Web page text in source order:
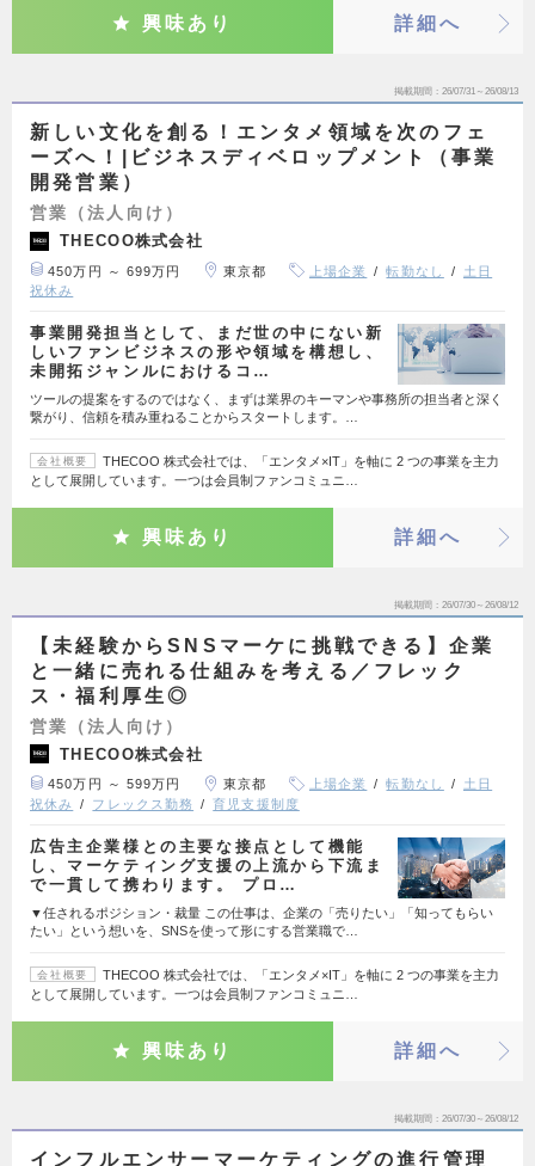
興味あり 詳細へ
掲載期間 26/07/31～26/08/13
新しい文化を創る！エンタメ領域を次のフェ
ーズへ！|ビジネスディベロップメント（事業
開発営業）
営業（法人向け）
THECOO株式会社
450万円 ～ 699万円 東京都 上場企業 転勤なし
土日
祝休み
事業開発担当として、まだ世の中にない新
しいファンビジネスの形や領域を構想し、
未開拓ジャンルにおけるコ…
ツールの提案をするのではなく、まずは業界のキーマンや事務所の担当者と深く
繋がり、信頼を積み重ねることからスタートします。…
会社概要
THECOO 株式会社では、「エンタメ×IT」を軸に 2 つの事業を主力
として展開しています。一つは会員制ファンコミュニ…
興味あり 詳細へ
掲載期間 26/07/30～26/08/12
【未経験からSNSマーケに挑戦できる】企業
と一緒に売れる仕組みを考える／フレック
ス・福利厚生◎
営業（法人向け）
THECOO株式会社
450万円 ～ 599万円 東京都 上場企業 転勤なし
土日
祝休み
フレックス勤務 育児支援制度
広告主企業様との主要な接点として機能
し、マーケティング支援の上流から下流ま
で一貫して携わります。 プロ…
▼任されるポジション・裁量 この仕事は、企業の「売りたい」「知ってもらい
たい」という想いを、SNSを使って形にする営業職で…
会社概要
THECOO 株式会社では、「エンタメ×IT」を軸に 2 つの事業を主力
として展開しています。一つは会員制ファンコミュニ…
興味あり 詳細へ
掲載期間 26/07/30～26/08/12
インフルエンサーマーケティングの進行管理